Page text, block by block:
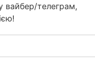
вайбер/телеграм,